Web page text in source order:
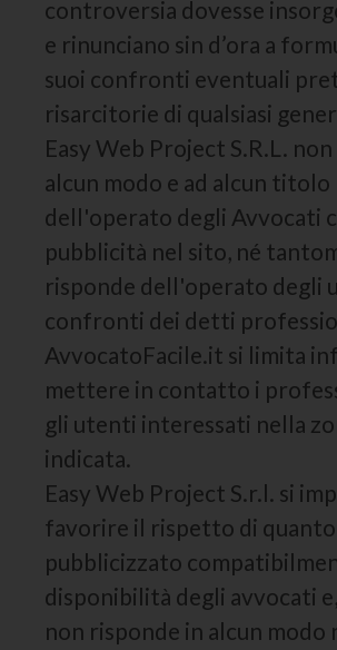
controversia dovesse
e rinunciano sin d’ora a
suoi confronti eventuali
risarcitorie di qualsiasi
Easy Web Project S.R.L.
alcun modo e ad alcun titolo
dell'operato degli Avvocati
pubblicità nel sito, né
risponde dell'operato degli
confronti dei detti
AvvocatoFacile.it si limita
mettere in contatto i
gli utenti interessati nella
indicata.
Easy Web Project S.r.l. si
favorire il rispetto di quanto
pubblicizzato
disponibilità degli avvocati
non risponde in alcun modo